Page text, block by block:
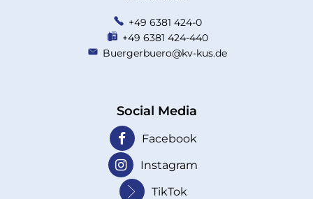
+49 6381 424-0
+49 6381 424-440
Buergerbuero@kv-kus.de
Social Media
Facebook
Instagram
TikTok